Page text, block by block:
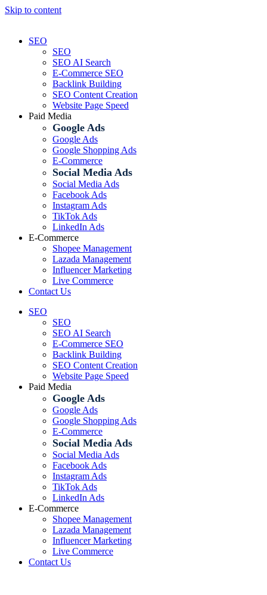
Skip to content
SEO
SEO
SEO AI Search
E-Commerce SEO
Backlink Building
SEO Content Creation
Website Page Speed
Paid Media
Google Ads
Google Ads
Google Shopping Ads
E-Commerce
Social Media Ads
Social Media Ads
Facebook Ads
Instagram Ads
TikTok Ads
LinkedIn Ads
E-Commerce
Shopee Management
Lazada Management
Influencer Marketing
Live Commerce
Contact Us
SEO
SEO
SEO AI Search
E-Commerce SEO
Backlink Building
SEO Content Creation
Website Page Speed
Paid Media
Google Ads
Google Ads
Google Shopping Ads
E-Commerce
Social Media Ads
Social Media Ads
Facebook Ads
Instagram Ads
TikTok Ads
LinkedIn Ads
E-Commerce
Shopee Management
Lazada Management
Influencer Marketing
Live Commerce
Contact Us